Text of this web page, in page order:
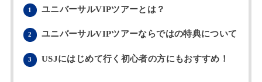
1 ユニバーサルVIPツアーとは？
2 ユニバーサルVIPツアーならではの特典について
3 USJにはじめて行く初心者の方にもおすすめ！